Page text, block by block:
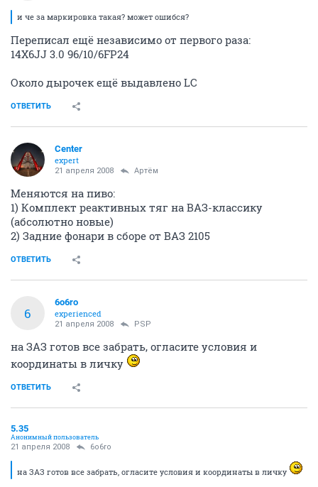
и че за маркировка такая? может ошибся?
Переписал ещё независимо от первого раза:
14X6JJ 3.0 96/10/6FP24
Около дырочек ещё выдавлено LC
ОТВЕТИТЬ
Center
expert
21 апреля 2008 Артём
Меняются на пиво:
1) Комплект реактивных тяг на ВАЗ-классику
(абсолютно новые)
2) Задние фонари в сборе от ВАЗ 2105
ОТВЕТИТЬ
6
6o6ro
experienced
21 апреля 2008 PSP
на ЗАЗ готов все забрать, огласите условия и
координаты в личку
ОТВЕТИТЬ
5.35
Анонимный пользователь
21 апреля 2008 6o6ro
на ЗАЗ готов все забрать, огласите условия и координаты в личку